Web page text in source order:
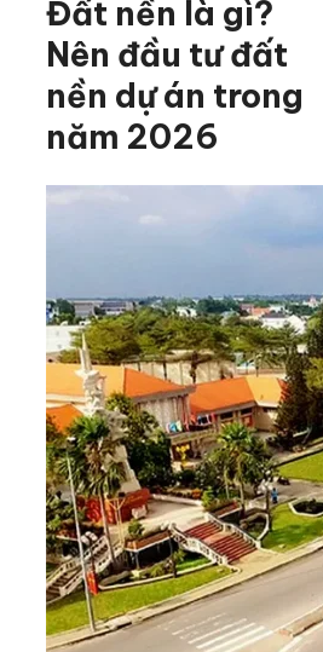
Đất nền là gì?
Nên đầu tư đất
nền dự án trong
năm 2026